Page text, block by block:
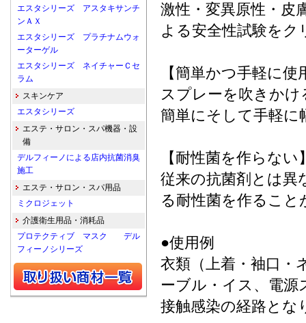
激性・変異原性・皮
よる安全性試験を
【簡単かつ手軽に使
スプレーを吹きか
簡単にそして手軽に
【耐性菌を作らない
従来の抗菌剤とは異
る耐性菌を作るこ
●使用例
衣類（上着・袖口・
ーブル・イス、電源
接触感染の経路とな
エスタシリーズ アスタキサンチ
ンＡＸ
エスタシリーズ プラチナムウォ
ーターゲル
エスタシリーズ ネイチャーＣセ
ラム
スキンケア
エスタシリーズ
エステ・サロン・スパ機器・設
備
デルフィーノによる店内抗菌消臭
施工
エステ・サロン・スパ用品
ミクロジェット
介護衛生用品・消耗品
プロテクティブ マスク デル
フィーノシリーズ